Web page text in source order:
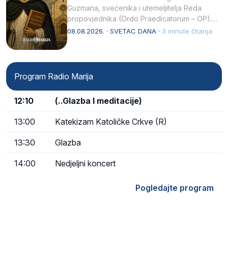
Guzmana, svećenika i utemeljitelja Reda
propovjednika (Ordo Praedicatorum – OP).
Svojim životom, dubokom ljubavlju prema
08.08.2026. · SVETAC DANA · 3 minute čitanja
Program Radio Marija
12:10 (..Glazba I meditacije)
13:00 Katekizam Katoličke Crkve (R)
13:30 Glazba
14:00 Nedjeljni koncert
Pogledajte program